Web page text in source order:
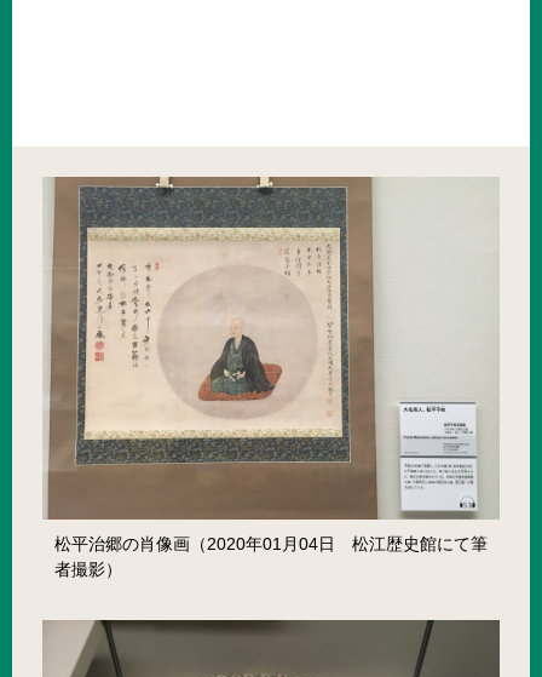
松平治郷の肖像画（2020年01月04日 松江歴史館にて筆
者撮影）